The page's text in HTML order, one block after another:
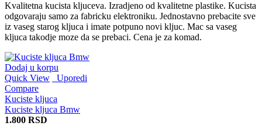
Kvalitetna kucista kljuceva. Izradjeno od kvalitetne plastike. Kucista
odgovaraju samo za fabricku elektroniku. Jednostavno prebacite sve
iz vaseg starog kljuca i imate potpuno novi kljuc. Mac sa vaseg
kljuca takodje moze da se prebaci. Cena je za komad.
Dodaj u korpu
Quick View
Uporedi
Compare
Kuciste kljuca
Kuciste kljuca Bmw
1.800 RSD